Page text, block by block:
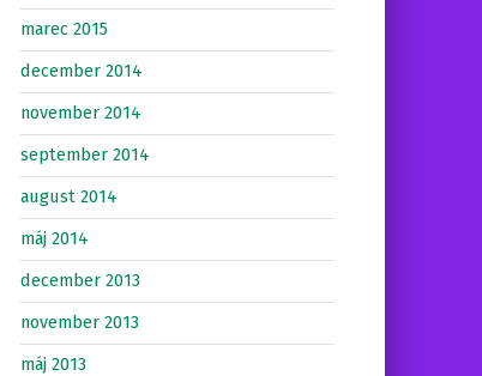
marec 2015
december 2014
november 2014
september 2014
august 2014
máj 2014
december 2013
november 2013
máj 2013